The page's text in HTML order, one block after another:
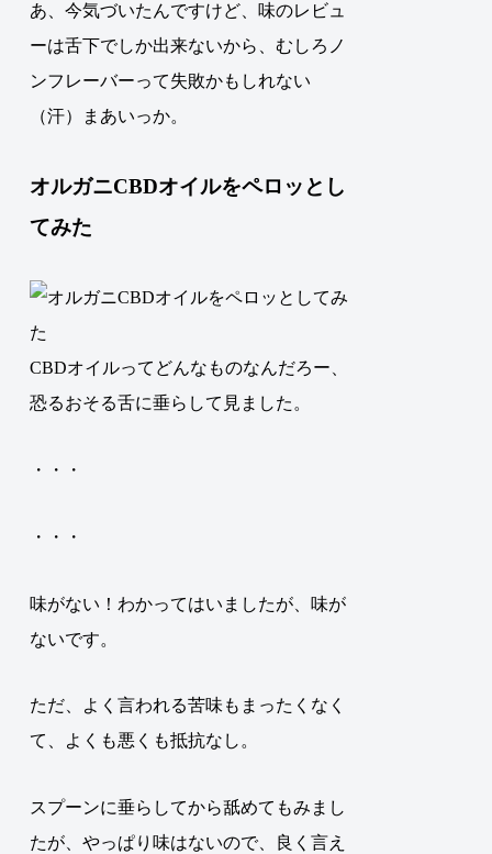
あ、今気づいたんですけど、味のレビュ
ーは舌下でしか出来ないから、むしろノ
ンフレーバーって失敗かもしれない
（汗）まあいっか。
オルガニCBDオイルをペロッとし
てみた
CBDオイルってどんなものなんだろー、
恐るおそる舌に垂らして見ました。
・・・
・・・
味がない！わかってはいましたが、味が
ないです。
ただ、よく言われる苦味もまったくなく
て、よくも悪くも抵抗なし。
スプーンに垂らしてから舐めてもみまし
たが、やっぱり味はないので、良く言え